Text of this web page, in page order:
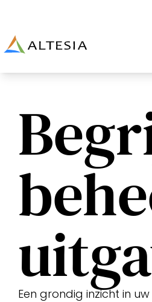
Altesia
Een grondig inzicht in